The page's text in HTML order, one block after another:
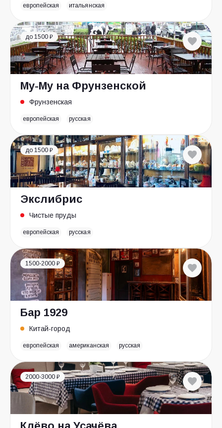
европейская итальянская
до 1500 ₽
Му-Му на Фрунзенской
Фрунзенская
европейская русская
до 1500 ₽
Экслибрис
Чистые пруды
европейская русская
1500-2000 ₽
Бар 1929
Китай-город
европейская американская русская
2000-3000 ₽